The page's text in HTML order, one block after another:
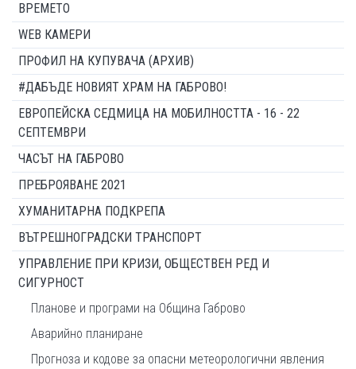
ВРЕМЕТО
WEB КАМЕРИ
ПРОФИЛ НА КУПУВАЧА (АРХИВ)
#ДАБЪДЕ НОВИЯТ ХРАМ НА ГАБРОВО!
ЕВРОПЕЙСКА СЕДМИЦА НА МОБИЛНОСТТА - 16 - 22
СЕПТЕМВРИ
ЧАСЪТ НА ГАБРОВО
ПРЕБРОЯВАНЕ 2021
ХУМАНИТАРНА ПОДКРЕПА
ВЪТРЕШНОГРАДСКИ ТРАНСПОРТ
УПРАВЛЕНИЕ ПРИ КРИЗИ, ОБЩЕСТВЕН РЕД И
СИГУРНОСТ
Планове и програми на Община Габрово
Аварийно планиране
Прогноза и кодове за опасни метеорологични явления